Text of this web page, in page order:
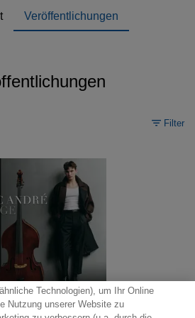
Veröffentlichungen
Filter
Technologien), um Ihr Online
Nutzung unserer Website zu